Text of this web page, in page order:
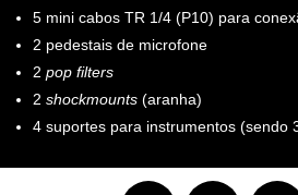
5 mini cabos TR 1/4 (P10) para
2 pedestais de microfone
2 pop filters
2 shockmounts (aranha)
4 suportes para instrumentos (sendo